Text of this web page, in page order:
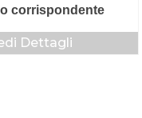
corrispondente
Dettagli